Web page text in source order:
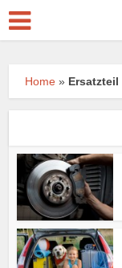
Home » Ersatzteil